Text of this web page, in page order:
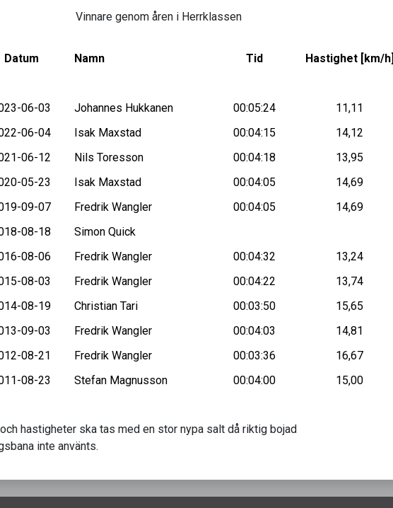
Vinnare genom åren i Herrklassen
Datum Namn Tid Hastighet [km/h]
06-03 Johannes Hukkanen 00:05:24 11,11
06-04
Isak Maxstad 00:04:15 14,12
06-12
Nils Toresson 00:04:18 13,95
05-23
Isak Maxstad 00:04:05 14,69
09-07
Fredrik Wangler 00:04:05 14,69
08-18
Simon Quick
08-06
Fredrik Wangler 00:04:32 13,24
08-03
Fredrik Wangler 00:04:22 13,74
08-19
Christian Tari 00:03:50 15,65
09-03
Fredrik Wangler 00:04:03 14,81
08-21
Fredrik Wangler 00:03:36 16,67
08-23
Stefan Magnusson 00:04:00 15,00
hastigheter ska tas med en stor nypa salt då riktig bojad
inte använts.